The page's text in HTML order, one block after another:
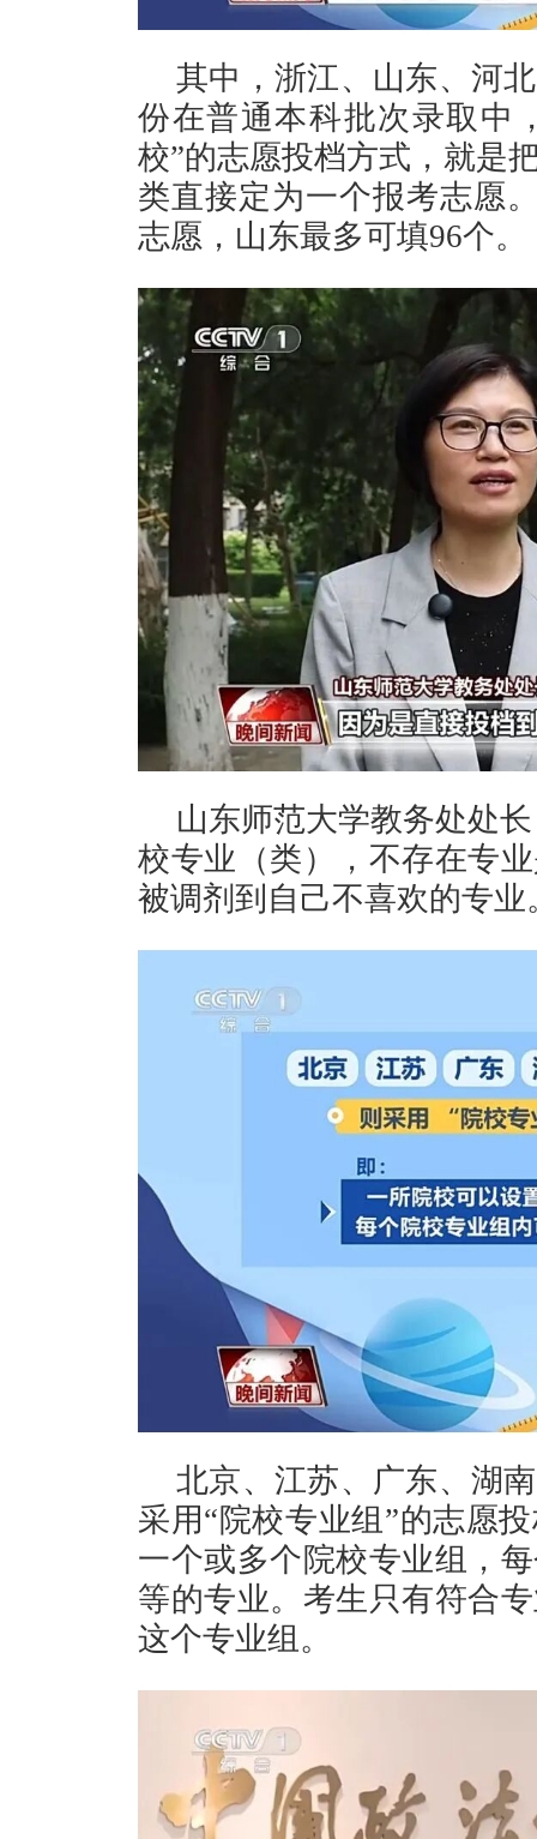
其中，浙江、山东、河
份在普通本科批次录取中
校”的志愿投档方式，就是
类直接定为一个报考志愿
志愿，山东最多可填96个。
山东师范大学教务处处
校专业（类），不存在专
被调剂到自己不喜欢的专业
北京、江苏、广东、湖
采用“院校专业组”的志愿
一个或多个院校专业组，
等的专业。考生只有符合
这个专业组。